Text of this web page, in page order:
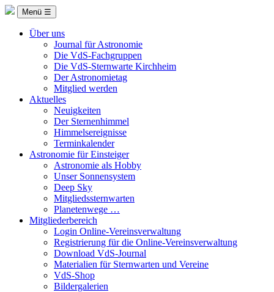
Menü ☰
Über uns
Journal für Astronomie
Die VdS-Fachgruppen
Die VdS-Sternwarte Kirchheim
Der Astronomietag
Mitglied werden
Aktuelles
Neuigkeiten
Der Sternenhimmel
Himmelsereignisse
Terminkalender
Astronomie für Einsteiger
Astronomie als Hobby
Unser Sonnensystem
Deep Sky
Mitgliedssternwarten
Planetenwege …
Mitgliederbereich
Login Online-Vereinsverwaltung
Registrierung für die Online-Vereinsverwaltung
Download VdS-Journal
Materialien für Sternwarten und Vereine
VdS-Shop
Bildergalerien